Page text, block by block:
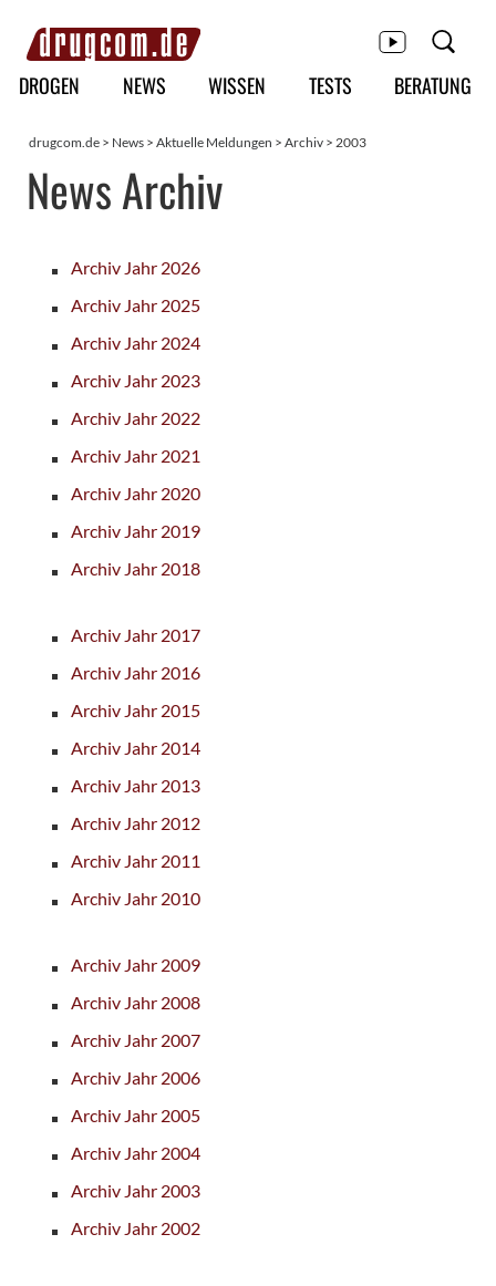
Hauptmenü
DROGEN NEWS WISSEN TESTS BERATUNG
drugcom.de > News > Aktuelle Meldungen > Archiv > 2003
News Archiv
Archiv Jahr 2026
Archiv Jahr 2025
Archiv Jahr 2024
Archiv Jahr 2023
Archiv Jahr 2022
Archiv Jahr 2021
Archiv Jahr 2020
Archiv Jahr 2019
Archiv Jahr 2018
Archiv Jahr 2017
Archiv Jahr 2016
Archiv Jahr 2015
Archiv Jahr 2014
Archiv Jahr 2013
Archiv Jahr 2012
Archiv Jahr 2011
Archiv Jahr 2010
Archiv Jahr 2009
Archiv Jahr 2008
Archiv Jahr 2007
Archiv Jahr 2006
Archiv Jahr 2005
Archiv Jahr 2004
Archiv Jahr 2003
Archiv Jahr 2002